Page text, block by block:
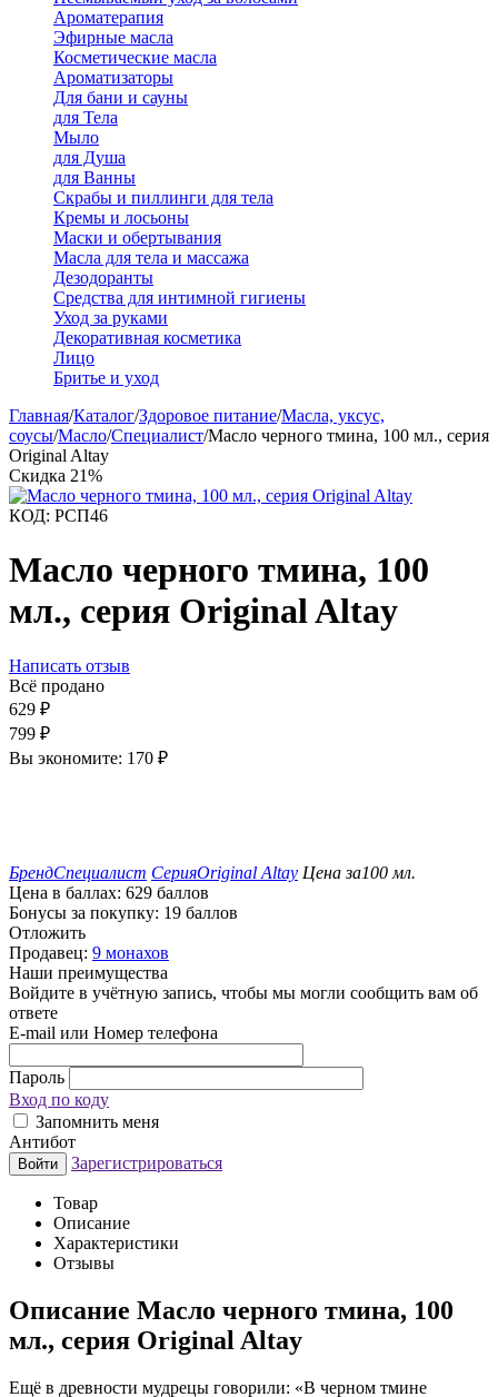
Ароматерапия
Эфирные масла
Косметические масла
Ароматизаторы
Для бани и сауны
для Тела
Мыло
для Душа
для Ванны
Скрабы и пиллинги для тела
Кремы и лосьоны
Маски и обертывания
Масла для тела и массажа
Дезодоранты
Средства для интимной гигиены
Уход за руками
Декоративная косметика
Лицо
Бритье и уход
Главная/Каталог/Здоровое питание/Масла, уксус,
соусы/Масло/Специалист/Масло черного тмина, 100 мл., серия
Original Altay
Скидка 21%
КОД: РСП46
Масло черного тмина, 100
мл., серия Original Altay
Написать отзыв
Всё продано
629 ₽
799 ₽
Вы экономите: 170 ₽
БрендСпециалист СерияOriginal Altay Цена за100 мл.
Цена в баллах: 629 баллов
Бонусы за покупку: 19 баллов
Отложить
Продавец: 9 монахов
Наши преимущества
Войдите в учётную запись, чтобы мы могли сообщить вам об
ответе
E-mail или Номер телефона
Пароль
Вход по коду
Запомнить меня
Антибот
Войти Зарегистрироваться
Товар
Описание
Характеристики
Отзывы
Описание Масло черного тмина, 100
мл., серия Original Altay
Ещё в древности мудрецы говорили: «В черном тмине